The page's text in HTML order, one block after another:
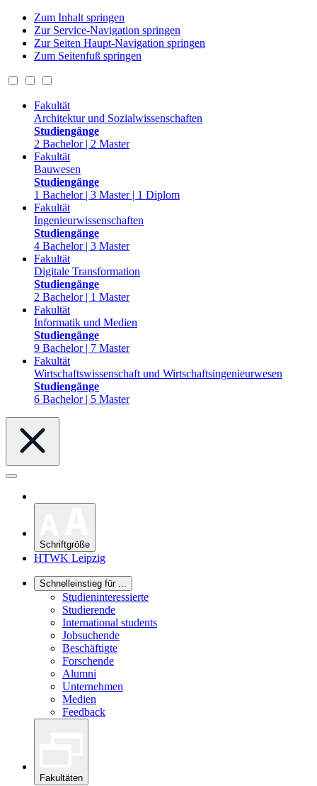
Zum Inhalt springen
Zur Service-Navigation springen
Zur Seiten Haupt-Navigation springen
Zum Seitenfuß springen
Fakultät
Architektur und Sozialwissenschaften
Studiengänge
2 Bachelor | 2 Master
Fakultät
Bauwesen
Studiengänge
1 Bachelor | 3 Master | 1 Diplom
Fakultät
Ingenieurwissenschaften
Studiengänge
4 Bachelor | 3 Master
Fakultät
Digitale Transformation
Studiengänge
2 Bachelor | 1 Master
Fakultät
Informatik und Medien
Studiengänge
9 Bachelor | 7 Master
Fakultät
Wirtschaftswissenschaft und Wirtschaftsingenieurwesen
Studiengänge
6 Bachelor | 5 Master
Schriftgröße
HTWK Leipzig
Schnelleinstieg für ...
Studieninteressierte
Studierende
International students
Jobsuchende
Beschäftigte
Forschende
Alumni
Unternehmen
Medien
Feedback
Fakultäten